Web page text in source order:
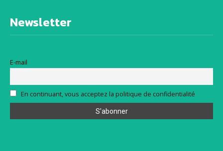
Newsletter
E-mail
En continuant, vous acceptez la politique de confidentialité